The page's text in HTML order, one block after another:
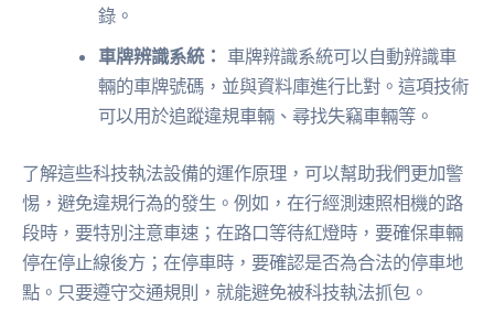
錄。
車牌辨識系統： 車牌辨識系統可以自動辨識車
輛的車牌號碼，並與資料庫進行比對。這項技術
可以用於追蹤違規車輛、尋找失竊車輛等。
了解這些科技執法設備的運作原理，可以幫助我們更加警
惕，避免違規行為的發生。例如，在行經測速照相機的路
段時，要特別注意車速；在路口等待紅燈時，要確保車輛
停在停止線後方；在停車時，要確認是否為合法的停車地
點。只要遵守交通規則，就能避免被科技執法抓包。